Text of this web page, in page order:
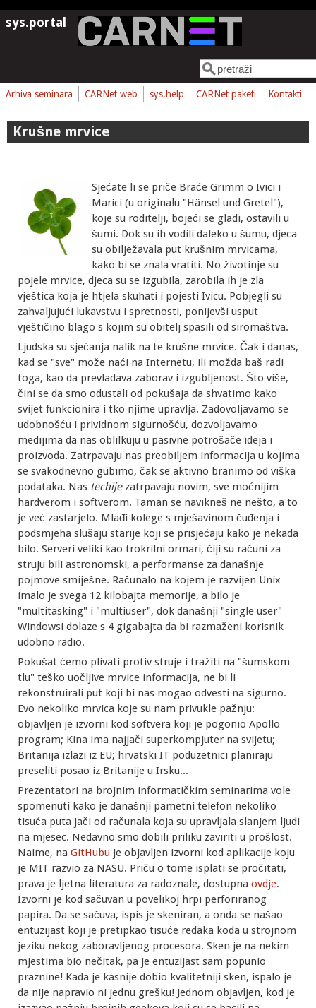
Skoči na glavni sadržaj
sys.portal
Obrazac pretrage
Pretraga
Arhiva seminara CARNet web sys.help CARNet paketi Kontakti
Krušne mrvice
Sjećate li se priče Braće Grimm o Ivici i
Marici (u originalu "Hänsel und Gretel"),
koje su roditelji, bojeći se gladi, ostavili u
šumi. Dok su ih vodili daleko u šumu, djeca
su obilježavala put krušnim mrvicama,
kako bi se znala vratiti. No životinje su
pojele mrvice, djeca su se izgubila, zarobila ih je zla
vještica koja je htjela skuhati i pojesti Ivicu. Pobjegli su
zahvaljujući lukavstvu i spretnosti, ponijevši usput
vještičino blago s kojim su obitelj spasili od siromaštva.
Ljudska su sjećanja nalik na te krušne mrvice. Čak i danas,
kad se "sve" može naći na Internetu, ili možda baš radi
toga, kao da prevladava zaborav i izgubljenost. Što više,
čini se da smo odustali od pokušaja da shvatimo kako
svijet funkcionira i tko njime upravlja. Zadovoljavamo se
udobnošću i prividnom sigurnošću, dozvoljavamo
medijima da nas oblilkuju u pasivne potrošače ideja i
proizvoda. Zatrpavaju nas preobiljem informacija u kojima
se svakodnevno gubimo, čak se aktivno branimo od viška
podataka. Nas techijezatrpavaju novim, sve moćnijim
hardverom i softverom. Taman se navikneš ne nešto, a to
je već zastarjelo. Mlađi kolege s mješavinom čuđenja i
podsmjeha slušaju starije koji se prisjećaju kako je nekada
bilo. Serveri veliki kao trokrilni ormari, čiji su računi za
struju bili astronomski, a performanse za današnje
pojmove smiješne. Računalo na kojem je razvijen Unix
imalo je svega 12 kilobajta memorije, a bilo je
"multitasking" i "multiuser", dok današnji "single user"
Windowsi dolaze s 4 gigabajta da bi razmaženi korisnik
udobno radio.
Pokušat ćemo plivati protiv struje i tražiti na "šumskom
tlu" teško uočljive mrvice informacija, ne bi li
rekonstruirali put koji bi nas mogao odvesti na sigurno.
Evo nekoliko mrvica koje su nam privukle pažnju:
objavljen je izvorni kod softvera koji je pogonio Apollo
program; Kina ima najjači superkompjuter na svijetu;
Britanija izlazi iz EU; hrvatski IT poduzetnici planiraju
preseliti posao iz Britanije u Irsku...
Prezentatori na brojnim informatičkim seminarima vole
spomenuti kako je današnji pametni telefon nekoliko
tisuća puta jači od računala koja su upravljala slanjem ljudi
na mjesec. Nedavno smo dobili priliku zaviriti u prošlost.
Naime, na GitHubu je objavljen izvorni kod aplikacije koju
je MIT razvio za NASU. Priču o tome isplati se pročitati,
prava je ljetna literatura za radoznale, dostupna ovdje.
Izvorni je kod sačuvan u povelikoj hrpi perforiranog
papira. Da se sačuva, ispis je skeniran, a onda se našao
entuzijast koji je pretipkao tisuće redaka koda u strojnom
jeziku nekog zaboravljenog procesora. Sken je na nekim
mjestima bio nečitak, pa je entuzijast sam popunio
praznine! Kada je kasnije dobio kvalitetniji sken, ispalo je
da nije napravio ni jednu grešku! Jednom objavljen, kod je